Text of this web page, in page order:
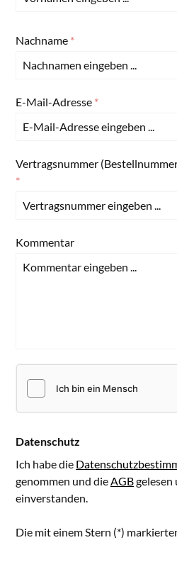
Nachname *
E-Mail-Adresse *
Vertragsnummer
*
Kommentar
Datenschutz
Ich habe die
genommen und dieAGBgelesen
einverstanden.
Die mit einem Stern (*)